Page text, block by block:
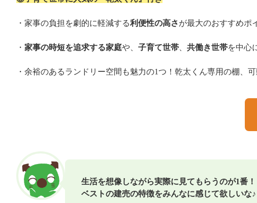
・家事の負担を劇的に軽減する利便性の高さが最大のおすすめポ
・ 家事の時短を追求する家庭や、 子育て世帯 共働き世帯を中心
・余裕のあるランドリー空間も魅力の1つ！乾太くん専用の棚、可
生活を想像しながら実際に見てもらうのが1番！
ベストの建売の特徴をみんなに感じて欲しいな♪